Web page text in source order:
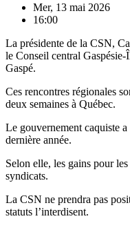
Mer, 13 mai 2026
16:00
La présidente de la CSN,
le Conseil central
Gaspé.
Ces rencontres régionales
deux semaines à Québec.
Le gouvernement caquiste
dernière année.
Selon elle, les gains pour
syndicats.
La CSN ne prendra pas
statuts l’interdisent.